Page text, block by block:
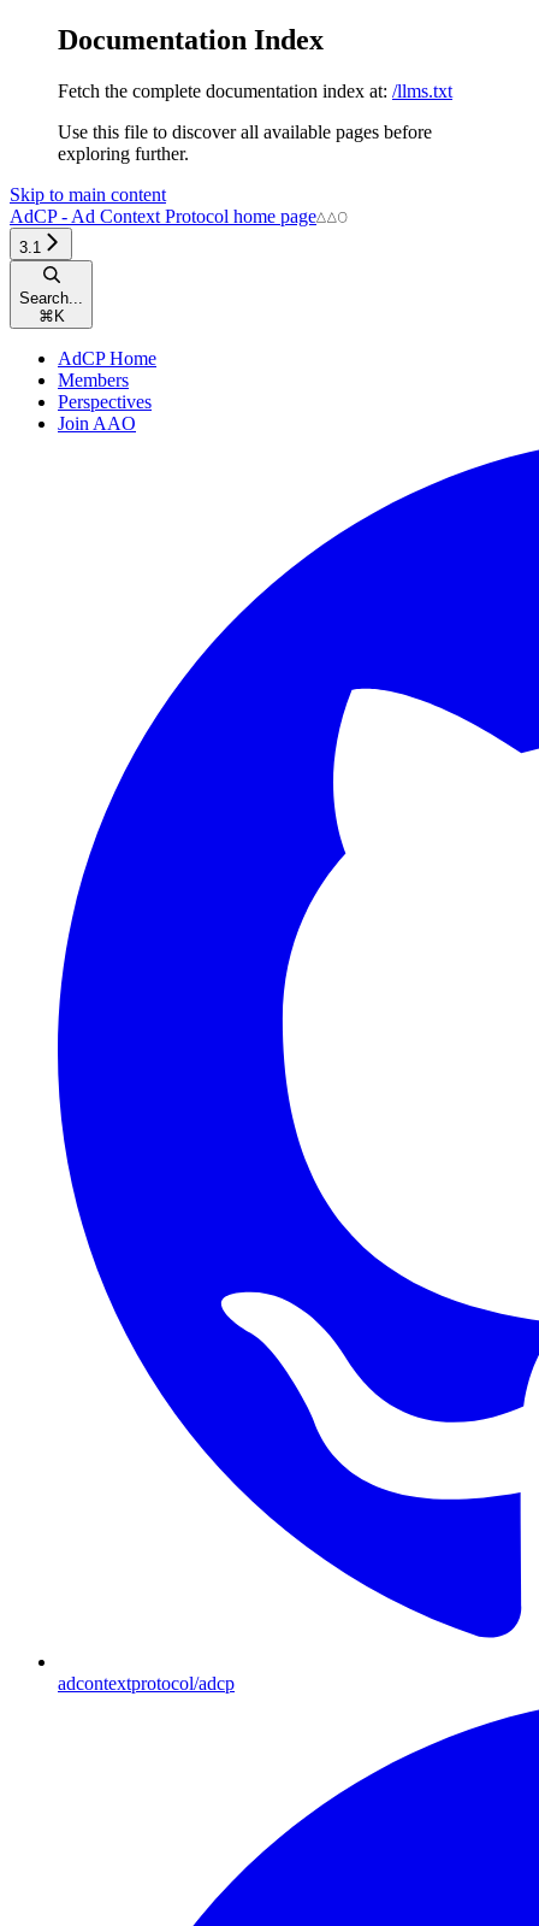
Documentation Index
Fetch the complete documentation index at: /llms.txt
Use this file to discover all available pages before
exploring further.
Skip to main content
AdCP - Ad Context Protocol home page
3.1
Search...
⌘ K
AdCP Home
Members
Perspectives
Join AAO
adcontextprotocol/adcp